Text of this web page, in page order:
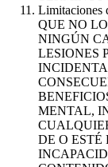
QUE NO
NINGÚN
LESIONES
MENTAL,
DE O